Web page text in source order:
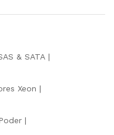
& SATA
Xeon